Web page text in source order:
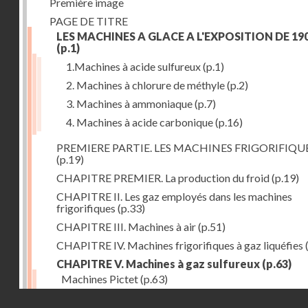
PAGE DE TITRE
LES MACHINES A GLACE A L'EXPOSITION DE
(p.1)
1.Machines à acide sulfureux(p.1)
2. Machines à chlorure de méthyle(p.2)
3. Machines à ammoniaque(p.7)
4. Machines à acide carbonique(p.16)
PREMIERE PARTIE. LES MACHINES
(p.19)
CHAPITRE PREMIER. La production du froid(p.19)
CHAPITRE II. Les gaz employés dans les machines
frigorifiques (p.33)
CHAPITRE III. Machines à air(p.51)
CHAPITRE IV. Machines frigorifiques à gaz liquéfies
CHAPITRE V. Machines à gaz sulfureux (p.63)
Machines Pictet(p.63)